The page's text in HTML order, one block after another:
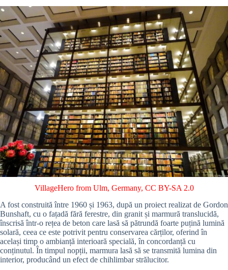
VillageHero from Ulm, Germany, CC BY-SA 2.0
A fost construită între 1960 și 1963, după un proiect realizat de Gordon
Bunshaft, cu o fațadă fără ferestre, din granit și marmură translucidă,
înscrisă într-o rețea de beton care lasă să pătrundă foarte puțină lumină
solară, ceea ce este potrivit pentru conservarea cărților, oferind în
același timp o ambianță interioară specială, în concordanță cu
conținutul. În timpul nopții, marmura lasă să se transmită lumina din
interior, producând un efect de chihlimbar strălucitor.